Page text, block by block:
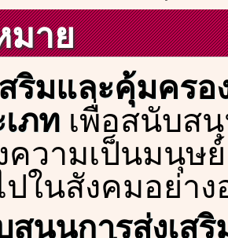
มาย
สริมและคุ้มคร
ภทเพื่อสนับส
ความเป็นมนุษ
ปในสังคมอย่า
สนุนการส่งเ